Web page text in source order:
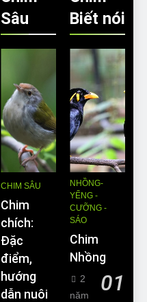
Sâu
CHIM SÂU
Chim
chích:
Đặc
điểm,
hướng
dẫn nuôi
Biết nói
NHỒNG-
YỂNG -
CƯỠNG -
SÁO
Chim
Nhồng
01
2
năm